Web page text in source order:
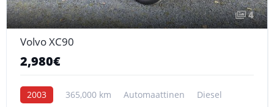
4
Volvo XC90
2,980€
2003 365,000 km Automaattinen Diesel